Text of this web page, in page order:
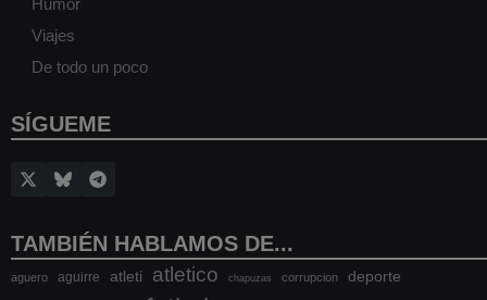
Humor
Viajes
De todo un poco
SÍGUEME
TAMBIÉN HABLAMOS DE...
aguero aguirre atleti atletico chapuzas corrupcion deporte